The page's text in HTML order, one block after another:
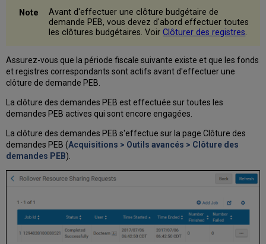
Avant d'effectuer une clôture budgétaire de
demande PEB, vous devez d'abord effectuer toutes
les clôtures budgétaires. VoirClôturer des registres.
Assurez-vous que la période fiscale suivante existe et que les fonds
et registres correspondants sont actifs avant d'effectuer une
clôture de demande PEB.
La clôture des demandes PEB est effectuée sur toutes les
demandes PEB actives qui sont encore engagées.
La clôture des demandes PEB s'effectue sur la page Clôture des
demandes PEB (Acquisitions > Outils avancés > Clôture des
demandes PEB).